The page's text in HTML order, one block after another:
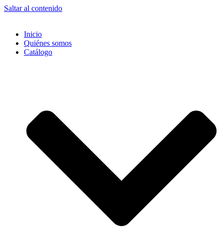
Saltar al contenido
Inicio
Quiénes somos
Catálogo